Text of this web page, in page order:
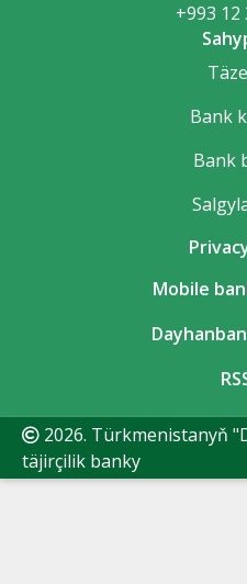
+993 12
Bank
Bank
Mobile
2026. Türkmenistanyň
täjirçilik banky